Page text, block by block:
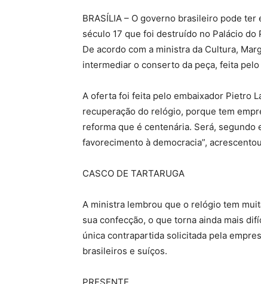
BRASÍLIA – O governo brasileiro pode
século 17 que foi destruído no Palácio
De acordo com a ministra da Cultura,
intermediar o conserto da peça, feita
A oferta foi feita pelo embaixador Pietro
recuperação do relógio, porque tem
reforma que é centenária. Será, segundo
favorecimento à democracia”,
CASCO DE TARTARUGA
A ministra lembrou que o relógio tem
sua confecção, o que torna ainda mais
única contrapartida solicitada pela
brasileiros e suíços.